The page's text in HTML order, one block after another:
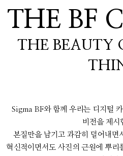
THE BF
THE BEAUTY
Sigma BF와 함께 우리는 디지털
비전을 제시
본질만을 남기고 과감히 덜어내면
혁신적이면서도 사진의 근원에 뿌리